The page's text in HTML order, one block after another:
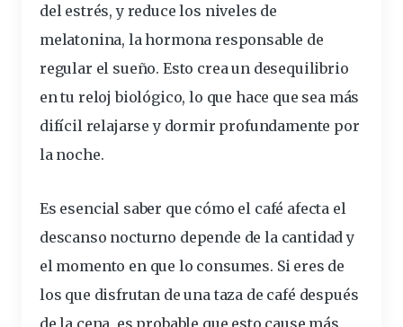
del estrés, y reduce los niveles de
melatonina, la hormona responsable de
regular el sueño. Esto crea un desequilibrio
en tu reloj biológico, lo que hace que sea más
difícil relajarse y dormir profundamente por
la noche.
Es esencial saber que cómo el café afecta el
descanso nocturno depende de la cantidad y
el momento en que lo consumes. Si eres de
los que disfrutan de una taza de café después
de la cena, es probable que esto cause más